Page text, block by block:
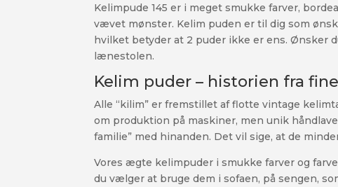
Kelimpude 145 er i meget smukke farver,
vævet mønster. Kelim puden er til dig som
hvilket betyder at 2 puder ikke er ens. Ønsker
lænestolen.
Kelim puder – historien fra
Alle “kilim” er fremstillet af flotte vintage
om produktion på maskiner, men unik
familie” med hinanden. Det vil sige, at de
Vores ægte kelimpuder i smukke farver og
du vælger at bruge dem i sofaen, på sengen,